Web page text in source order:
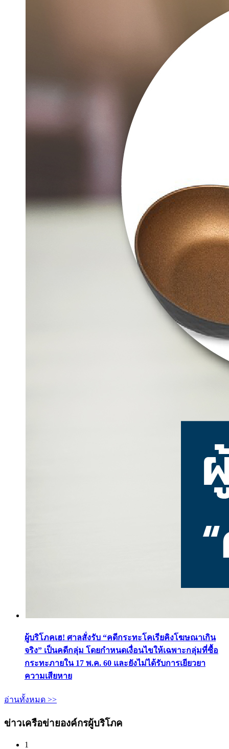
ผู้บริโภคเฮ! ศาลสั่งรับ “คดีกระทะโคเรียคิงโฆษณาเกิน
จริง” เป็นคดีกลุ่ม โดยกำหนดเงื่อนไขให้เฉพาะกลุ่มที่ซื้อ
กระทะภายใน 17 พ.ค. 60 และยังไม่ได้รับการเยียวยา
ความเสียหาย
อ่านทั้งหมด >>
ข่าวเครือข่ายองค์กรผู้บริโภค
1